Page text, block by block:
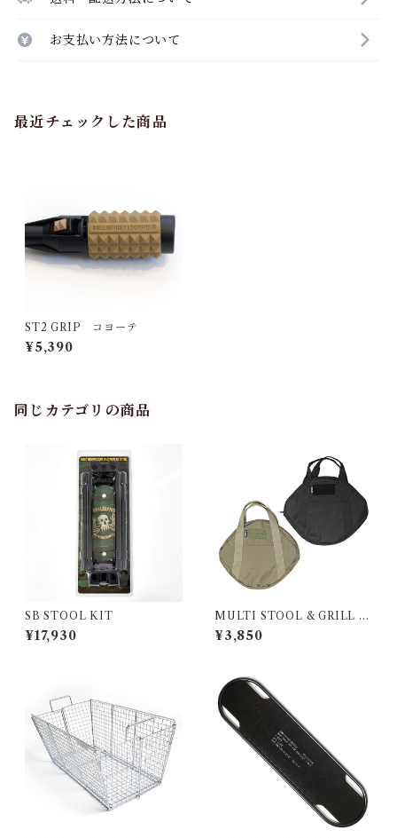
お支払い方法について
最近チェックした商品
ST2 GRIP コヨーテ
¥5,390
同じカテゴリの商品
SB STOOL KIT
¥17,930
MULTI STOOL & GRILL C
ASE ブラック
¥3,850